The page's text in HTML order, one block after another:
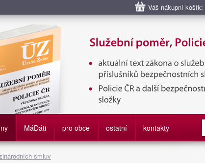
Váš nákupní
příslušníků bezpečnostních sborů, Policie ČR, Vězeňská
služby
MáDáti pro obce ostatní kontakty
smluv